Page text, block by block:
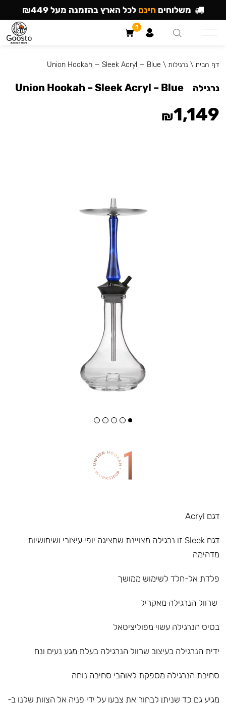
דגם Acryl
דגם Sleek זו נרגילה מצויינת שמציגה יופי עיצובי ושימושיות
מדהימה
פלדת אל-חלד לשימוש ממושך
שרוול הנרגילה מאקריל
בסיס הנרגילה עשוי מפוליציטאל
ידית הנרגילה בעיצוב שרוול הנרגילה בעלת מגע נעים ונח
סחיבת הנרגילה מספקת לאוהבי סחיבה נוחה
מגיע גם כד שניתן לבחור את צבעו על ידי פניה אל הצוות שלנו ב-
דף הבית \ נרגילות \
Union Hookah — Sleek Acryl — Blue
נרגילה Union Hookah – Sleek Acryl – Blue
₪1,149
משלוחים חינם לכל הארץ בהזמנה מעל ₪449
1